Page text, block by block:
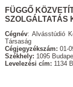
FÜGGŐ
SZOLGÁLTATÁS
Cégnév: Alvásstúdió
Társaság
Cégjegyzékszám: 01-
Székhely: 1095
Levelezési cím: 1134